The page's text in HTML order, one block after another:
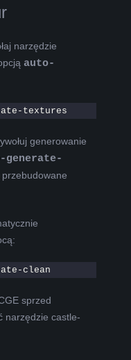
narzędzie
auto-
textures
generowanie
przebudowane
clean
sprzed
narzędzie castle-